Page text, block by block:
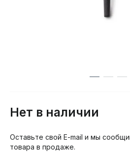
Нет в наличии
Оставьте свой E-mail и мы
товара в продаже.